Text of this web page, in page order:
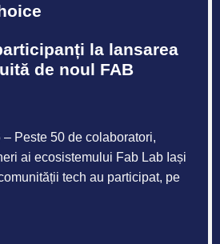
la lansarea
de noul FAB
– Peste 50 de colaboratori,
ai ecosistemului Fab Lab Iași
tech au participat, pe